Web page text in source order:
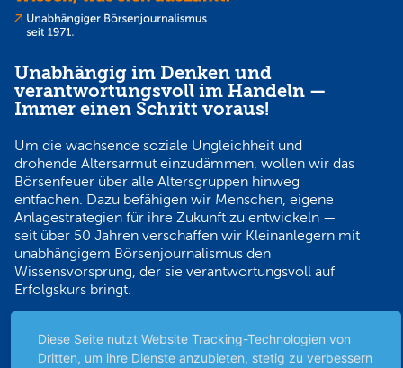
Unabhängig im Denken und
verantwortungsvoll im Handeln —
Immer einen Schritt voraus!
Um die wachsende soziale Ungleichheit und
drohende Altersarmut einzudämmen, wollen wir das
Börsenfeuer über alle Altersgruppen hinweg
entfachen. Dazu befähigen wir Menschen, eigene
Anlagestrategien für ihre Zukunft zu entwickeln —
seit über 50 Jahren verschaffen wir Kleinanlegern mit
unabhängigem Börsenjournalismus den
Wissensvorsprung, der sie verantwortungsvoll auf
Erfolgskurs bringt.
Sicher bezahlen
Diese Seite nutzt Website Tracking-Technologien von
Dritten, um ihre Dienste anzubieten, stetig zu verbessern